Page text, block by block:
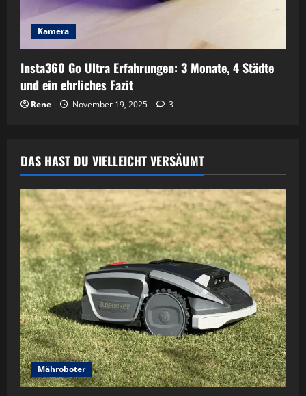
Kamera
Insta360 Go Ultra Erfahrungen: 3 Monate, 4 Städte
und ein ehrliches Fazit
Rene November 19, 2025 3
DAS HAST DU VIELLEICHT VERSÄUMT
Mähroboter